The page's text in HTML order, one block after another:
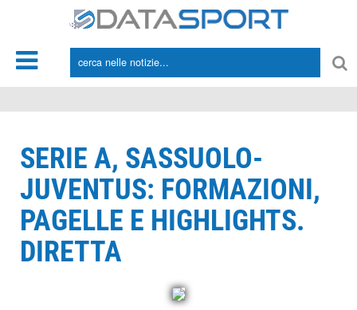
SERIE A, SASSUOLO-
JUVENTUS: FORMAZIONI,
PAGELLE E HIGHLIGHTS.
DIRETTA